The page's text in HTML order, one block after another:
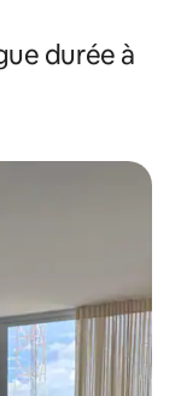
durée à